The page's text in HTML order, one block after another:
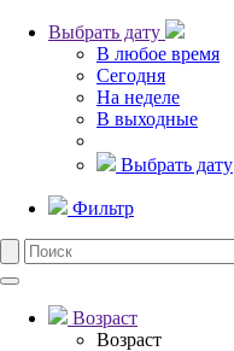
Выбрать дату
В любое время
Сегодня
На неделе
В выходные
Выбрать дату
Фильтр
Возраст
Возраст